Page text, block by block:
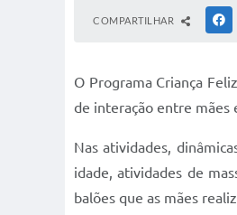
COMPARTILHAR
O Programa Criança
de interação entre mães
Nas atividades,
idade, atividades de
balões que as mães